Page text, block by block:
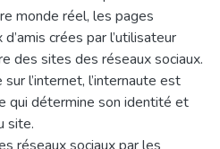
monde réel, les pages
crées par l’utilisateur
des sites des réseaux sociaux.
l’internet, l’internaute est
qui détermine son identité et
site.